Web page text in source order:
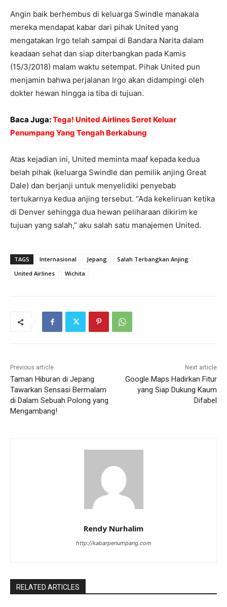
Angin baik berhembus di keluarga Swindle manakala
mereka mendapat kabar dari pihak United yang
mengatakan Irgo telah sampai di Bandara Narita dalam
keadaan sehat dan siap diterbangkan pada Kamis
(15/3/2018) malam waktu setempat. Pihak United pun
menjamin bahwa perjalanan Irgo akan didampingi oleh
dokter hewan hingga ia tiba di tujuan.
Baca Juga:Tega! United Airlines Seret Keluar
Penumpang Yang Tengah Berkabung
Atas kejadian ini, United meminta maaf kepada kedua
belah pihak (keluarga Swindle dan pemilik anjing Great
Dale) dan berjanji untuk menyelidiki penyebab
tertukarnya kedua anjing tersebut. “Ada kekeliruan ketika
di Denver sehingga dua hewan peliharaan dikirim ke
tujuan yang salah,” aku salah satu manajemen United.
TAGS Internasional Jepang
Salah Terbangkan Anjing
United Airlines
Wichita
Previous article
Taman Hiburan di Jepang
Tawarkan Sensasi Bermalam
di Dalam Sebuah Polong yang
Mengambang!
Next article
Google Maps Hadirkan Fitur
yang Siap Dukung Kaum
Difabel
Rendy Nurhalim
http://kabarpenumpang.com
RELATED ARTICLES